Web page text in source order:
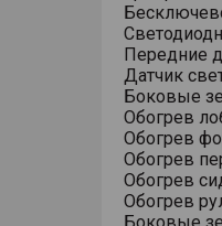
Передние
Датчик
Боковые
Обогрев
Обогрев
Обогрев
Обогрев
Обогрев